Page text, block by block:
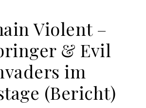
Violent –
& Evil
im
(Bericht)